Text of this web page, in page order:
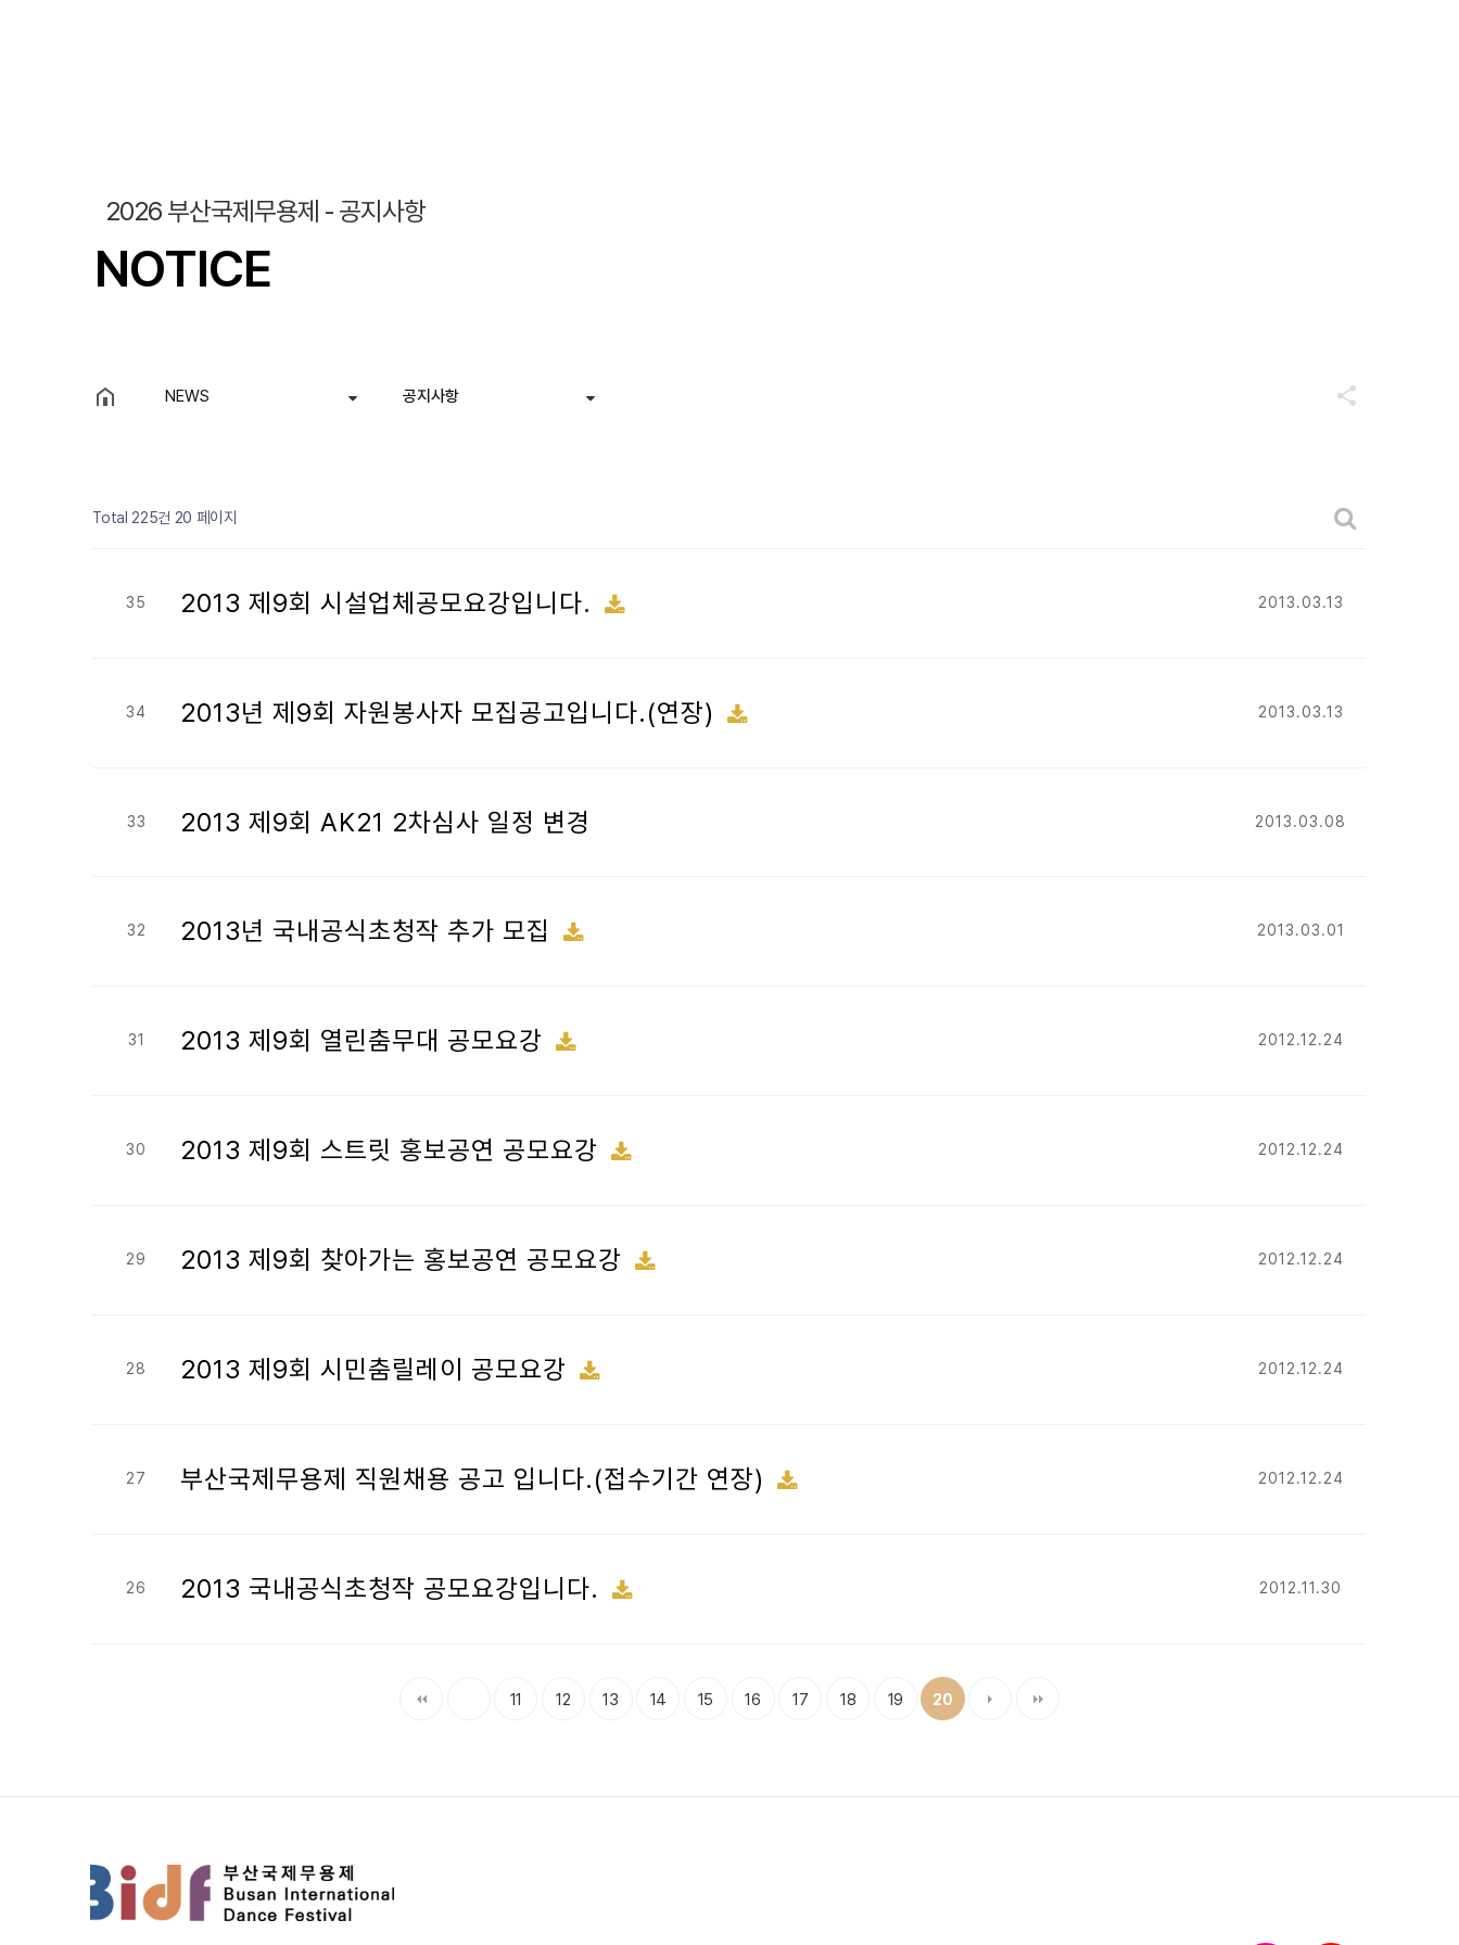
2026 부산국제무용제 - 공지사항
NOTICE
NEWS 공지사항
Total 225건 20 페이지
35 2013 제9회 시설업체공모요강입니다. 2013.03.13
34 2013년 제9회 자원봉사자 모집공고입니다.(연장) 2013.03.13
33 2013 제9회 AK21 2차심사 일정 변경 2013.03.08
32 2013년 국내공식초청작 추가 모집 2013.03.01
31 2013 제9회 열린춤무대 공모요강 2012.12.24
30 2013 제9회 스트릿 홍보공연 공모요강 2012.12.24
29 2013 제9회 찾아가는 홍보공연 공모요강 2012.12.24
28 2013 제9회 시민춤릴레이 공모요강 2012.12.24
27 부산국제무용제 직원채용 공고 입니다.(접수기간 연장) 2012.12.24
26 2013 국내공식초청작 공모요강입니다. 2012.11.30
11 12 13 14 15 16 17 18 19 20